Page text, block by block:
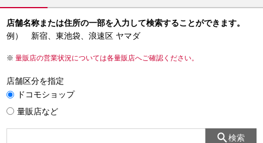
店舗名称または住所の一部を入力して検索することができます。
例） 新宿、東池袋、浪速区 ヤマダ
量販店の営業状況については各量販店へご確認ください。
店舗区分を指定
ドコモショップ
量販店など
検索